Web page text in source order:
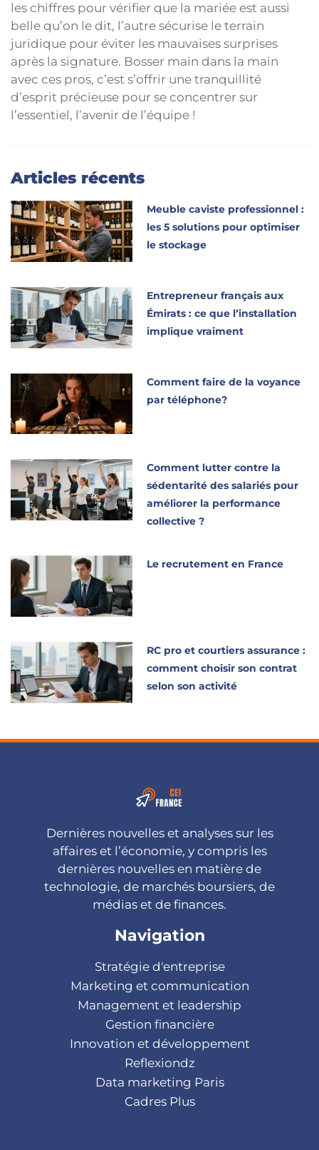
les chiffres pour vérifier que la mariée est aussi
belle qu’on le dit, l’autre sécurise le terrain
juridique pour éviter les mauvaises surprises
après la signature. Bosser main dans la main
avec ces pros, c’est s’offrir une tranquillité
d’esprit précieuse pour se concentrer sur
l’essentiel, l’avenir de l’équipe !
Articles récents
Meuble caviste professionnel :
les 5 solutions pour optimiser
le stockage
Entrepreneur français aux
Émirats : ce que l’installation
implique vraiment
Comment faire de la voyance
par téléphone?
Comment lutter contre la
sédentarité des salariés pour
améliorer la performance
collective ?
Le recrutement en France
RC pro et courtiers assurance :
comment choisir son contrat
selon son activité
Dernières nouvelles et analyses sur les
affaires et l’économie, y compris les
dernières nouvelles en matière de
technologie, de marchés boursiers, de
médias et de finances.
Navigation
Stratégie d'entreprise
Marketing et communication
Management et leadership
Gestion financière
Innovation et développement
Reflexiondz
Data marketing Paris
Cadres Plus